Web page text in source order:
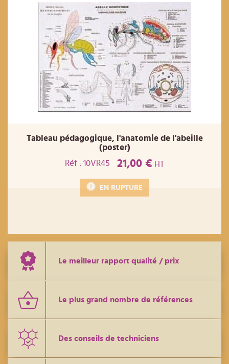
Tableau pédagogique, l'anatomie de l'abeille
(poster)
Réf : 10VR45
21,00 € HT
EN RUPTURE
Le meilleur rapport qualité / prix
Le plus grand nombre de références
Des conseils de techniciens